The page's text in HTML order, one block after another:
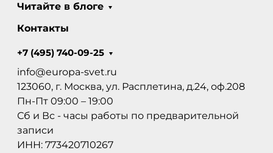
Читайте в блоге
Контакты
+7 (495) 740-09-25
info@europa-svet.ru
123060, г. Москва, ул. Расплетина, д.24, оф.208
Пн-Пт 09:00 – 19:00
Сб и Вс - часы работы по предварительной
записи
ИНН: 773420710267